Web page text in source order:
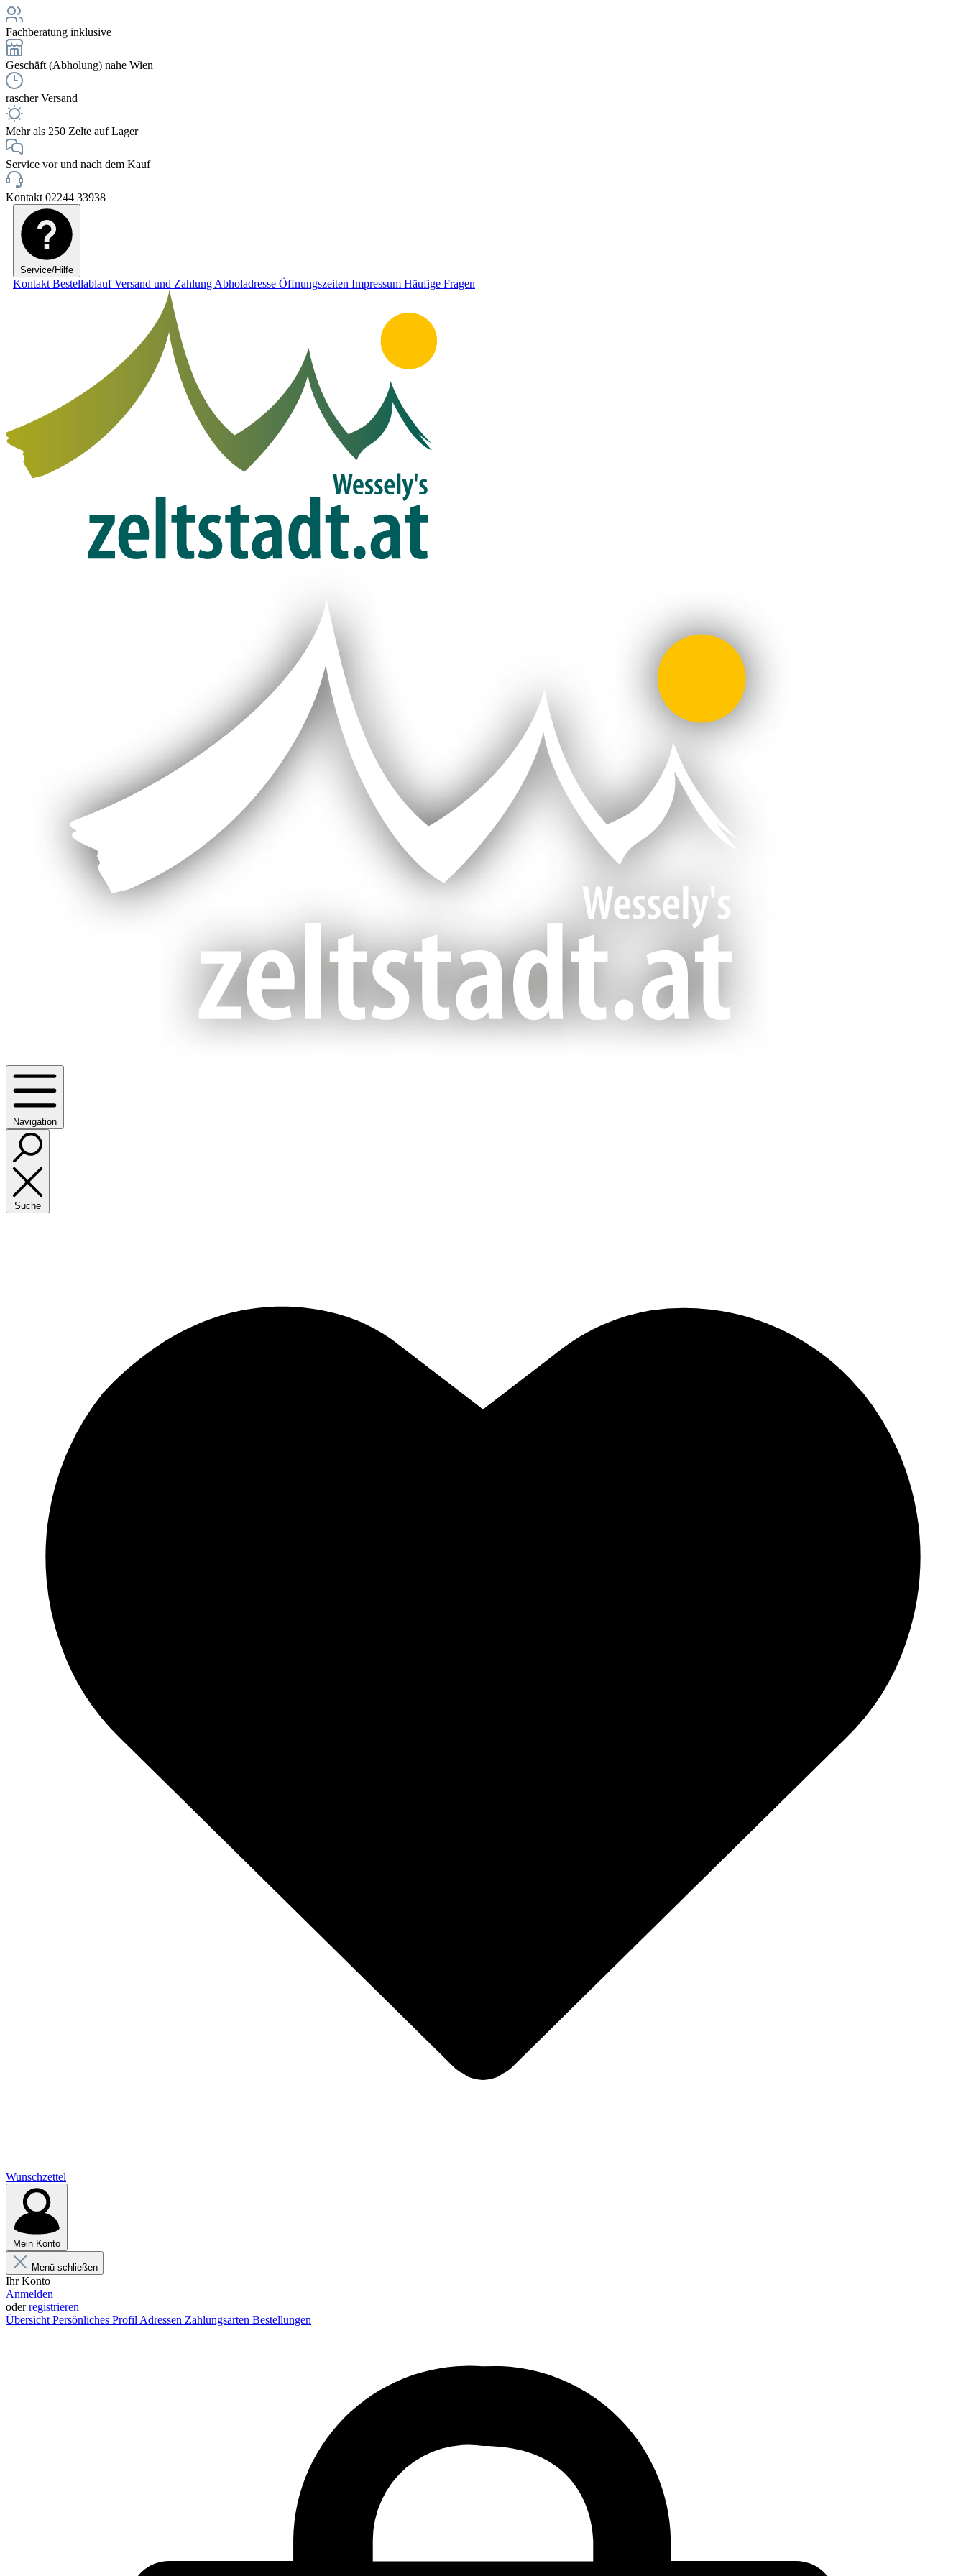
Fachberatung inklusive
Geschäft (Abholung) nahe Wien
rascher Versand
Mehr als 250 Zelte auf Lager
Service vor und nach dem Kauf
Kontakt 02244 33938
Service/Hilfe
Kontakt BestellablaufVersand und Zahlung Abholadresse Öffnungszeiten Impressum Häufige Fragen
Navigation
Suche
Wunschzettel
Mein Konto
Menü schließen
Ihr Konto
Anmelden
oderregistrieren
Übersicht Persönliches Profil Adressen Zahlungsarten Bestellungen